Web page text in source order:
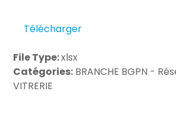
Télécharger
File Type:xlsx
Catégories: BRANCHE BGPN -
VITRERIE